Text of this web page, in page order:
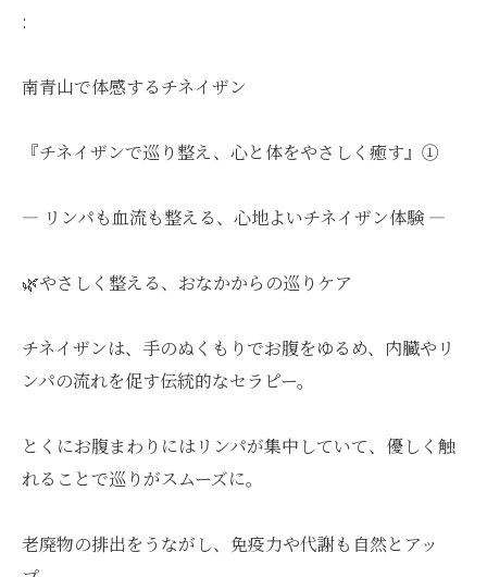
:
南青山で体感するチネイザン
『チネイザンで巡り整え、心と体をやさしく癒す』①
― リンパも血流も整える、心地よいチネイザン体験 ―
🌿やさしく整える、おなかからの巡りケア
チネイザンは、手のぬくもりでお腹をゆるめ、内臓やリ
ンパの流れを促す伝統的なセラピー。
とくにお腹まわりにはリンパが集中していて、優しく触
れることで巡りがスムーズに。
老廃物の排出をうながし、免疫力や代謝も自然とアッ